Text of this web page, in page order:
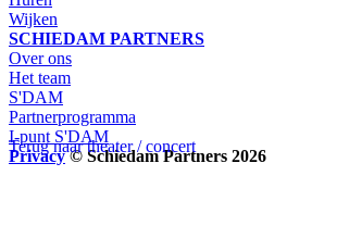
Terug naar theater / concert
Wijken
SCHIEDAM PARTNERS
Over ons
Het team
S'DAM
Partnerprogramma
I-punt S'DAM
Privacy © Schiedam Partners 2026